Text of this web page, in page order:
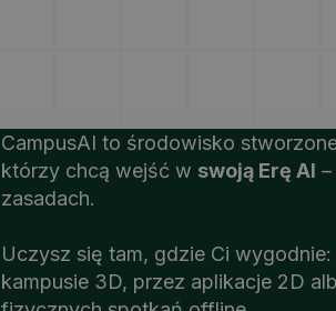
CampusAI to środowisko
którzy chcą wejść w swoją Erę AI
zasadach.
Uczysz się tam, gdzie Ci
kampusie 3D, przez aplikacje 2D